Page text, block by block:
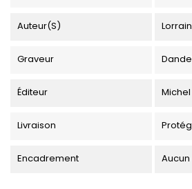
Auteur(s) Lorrain
Graveur
Éditeur Michel
Livraison
Encadrement Aucun